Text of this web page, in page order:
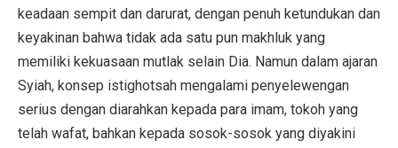
keadaan sempit dan darurat, dengan penuh ketundukan dan
keyakinan bahwa tidak ada satu pun makhluk yang
memiliki kekuasaan mutlak selain Dia. Namun dalam ajaran
Syiah, konsep istighotsah mengalami penyelewengan
serius dengan diarahkan kepada para imam, tokoh yang
telah wafat, bahkan kepada sosok-sosok yang diyakini